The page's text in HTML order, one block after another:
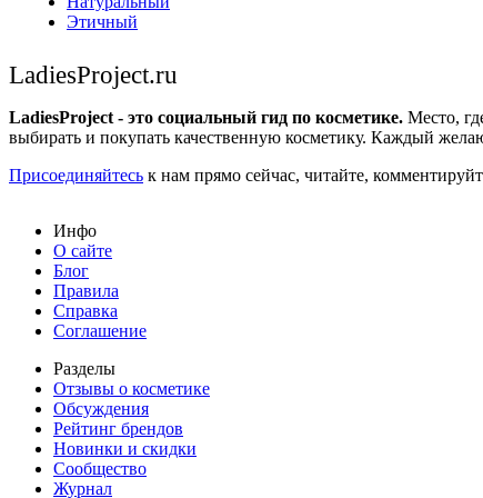
Этичный
LadiesProject.ru
LadiesProject - это социальный гид по косметике. Место,
выбирать и покупать качественную косметику. Каждый
Присоединяйтесь к нам прямо сейчас, читайте,
Инфо
О сайте
Блог
Правила
Справка
Соглашение
Разделы
Отзывы о косметике
Обсуждения
Рейтинг брендов
Новинки и скидки
Сообщество
Журнал